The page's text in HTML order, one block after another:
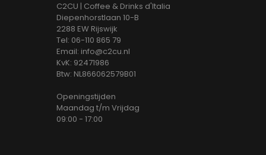
C2CU | Coffee & Drinks d'Italia
Diepenhorstlaan 10-B
2288 EW Rijswijk
Tel: 06-110 865 79
Email: info@c2cu.nl
KvK: 92471986
Btw: NL866062579B01
Openingstijden
Maandag t/m Vrijdag
09:00 - 17:00